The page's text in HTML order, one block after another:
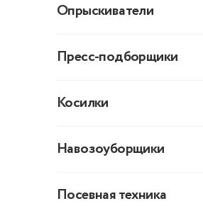
Опрыскиватели
Пресс-подборщики
Косилки
Навозоуборщики
Посевная техника